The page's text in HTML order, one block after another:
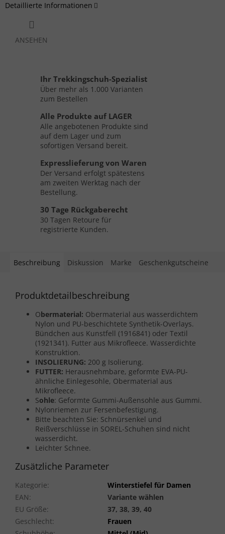
Detaillierte Informationen
ANSEHEN
Ihr Trekkingschuh-Spezialist
Über mehr als 1.000 Varianten
zum Bestellen
Alle Produkte auf LAGER
Alle angebotenen Produkte sind
auf dem Lager und zum
sofortigen Versand bereit.
Expresslieferung von Waren
Der Versand erfolgt spätestens
am zweiten Werktag nach der
Bestellung.
30 Tage Rückgaberecht
30 Tagen Retoure für
registrierte Kunden.
Beschreibung Diskussion Marke Geschenkgutscheine
Produktdetailbeschreibung
Obermaterial: Obermaterial aus wasserdichtem
Nylon und PU-beschichtete Synthetik-Overlays.
Bündchen aus Kunstfell (1916841) oder Textil
(1921341). Futter aus Mikrofleece. Wasserdichte
Konstruktion.
INSOLIERUNG: 200 g Isolierung.
FUTTER: Herausnehmbare, geformte EVA-PU-
ähnliche Einlegesohle, Obermaterial aus
Mikrofleece.
Sohle: Geformte Gummi-Außensohle aus Gummi.
Nylonriemen zur Fersenbefestigung.
Bitte beachten Sie: Schnürsenkel und
Reißverschlüsse in SOREL-Schuhen sind nicht
wasserdicht.
Leichter Schnee.
Zusätzliche Parameter
Kategorie:
Winterstiefel für Damen
EAN:
Variante wählen
EU Größe:
37, 38, 39, 40
Geschlecht:
Frauen